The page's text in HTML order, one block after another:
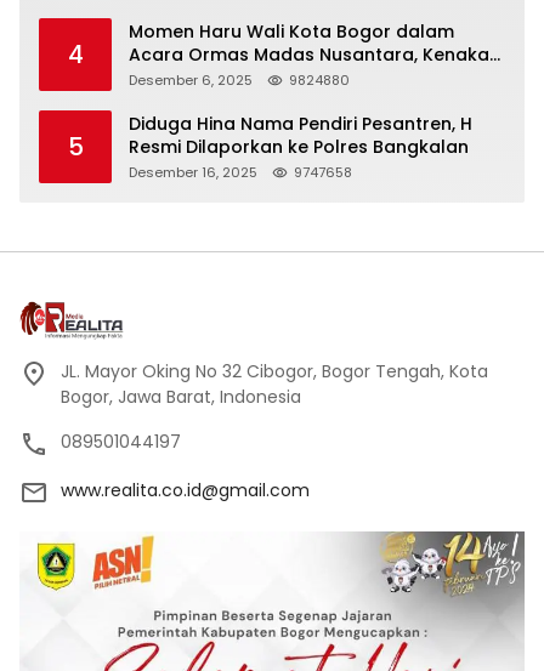
4
Momen Haru Wali Kota Bogor dalam
Acara Ormas Madas Nusantara, Kenakan
Peci Hitam Tinggi sebagai Simbol
Desember 6, 2025 9824880
5
Diduga Hina Nama Pendiri Pesantren, H
Resmi Dilaporkan ke Polres Bangkalan
Desember 16, 2025 9747658
JL. Mayor Oking No 32 Cibogor, Bogor Tengah, Kota
Bogor, Jawa Barat, Indonesia
089501044197
www.realita.co.id@gmail.com